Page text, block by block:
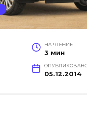
НА ЧТЕНИЕ
3 мин
05.12.2014